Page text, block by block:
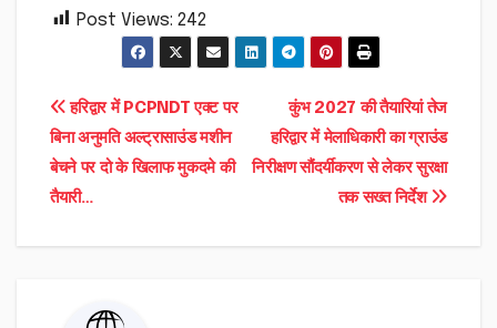
Post Views: 242
Post
navigation
कुंभ 2027 की तैयारियां तेज
हरिद्वार में मेलाधिकारी का ग्राउंड
निरीक्षण सौंदर्यीकरण से लेकर सुरक्षा
तक सख्त निर्देश
हरिद्वार में PCPNDT एक्ट पर
बिना अनुमति अल्ट्रासाउंड मशीन
बेचने पर दो के खिलाफ मुकदमे की
तैयारी…